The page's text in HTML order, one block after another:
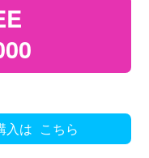
入は こちら